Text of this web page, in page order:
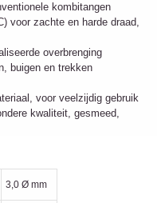
kombitangen
voor zachte en harde draad,
overbrenging
buigen en trekken
voor veelzijdig gebruik
kwaliteit, gesmeed,
3,0 Ø mm